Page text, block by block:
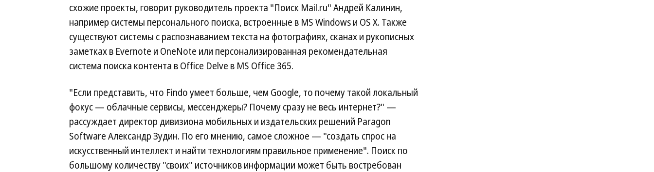
схожие проекты, говорит руководитель проекта "Поиск Mail.ru" Андрей Калинин,
например системы персонального поиска, встроенные в MS Windows и OS X. Также
существуют системы с распознаванием текста на фотографиях, сканах и рукописных
заметках в Evernote и OneNote или персонализированная рекомендательная
система поиска контента в Office Delve в MS Office 365.
"Если представить, что Findo умеет больше, чем Google, то почему такой локальный
фокус — облачные сервисы, мессенджеры? Почему сразу не весь интернет?" —
рассуждает директор дивизиона мобильных и издательских решений Paragon
Software Александр Зудин. По его мнению, самое сложное — "создать спрос на
искусственный интеллект и найти технологиям правильное применение". Поиск по
большому количеству "своих" источников информации может быть востребован